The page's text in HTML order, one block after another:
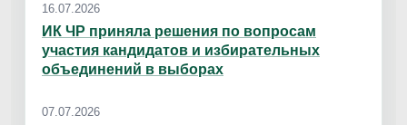
16.07.2026
ИК ЧР приняла решения по вопросам
участия кандидатов и избирательных
объединений в выборах
07.07.2026